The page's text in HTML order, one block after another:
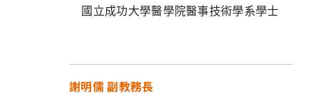
國立成功大學醫學院醫事技術學系學士
謝明儒 副教務長